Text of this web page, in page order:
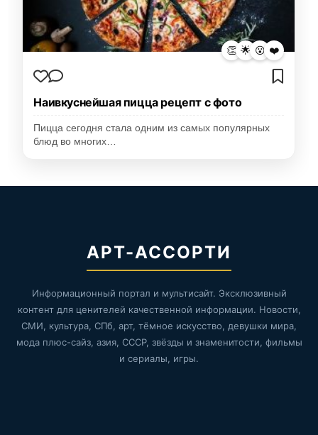
👏 🌟 😮 ❤️
Наивкуснейшая пицца рецепт с фото
Пицца сегодня стала одним из самых популярных
блюд во многих…
АРТ-АССОРТИ
Информационный портал и мультисайт. Эксклюзивный
контент для ценителей качественной информации. Новости,
СМИ, культура, СПб, арт, тёмное искусство, девушки мира,
мода плюс-сайз, азия, СССР, звёзды и знаменитости, фильмы
и сериалы, игры.